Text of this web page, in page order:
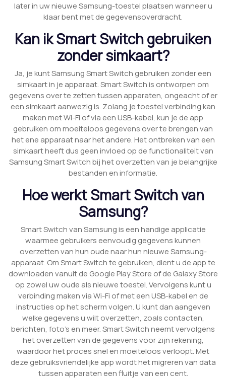
later in uw nieuwe Samsung-toestel plaatsen wanneer u
klaar bent met de gegevensoverdracht.
Kan ik Smart Switch gebruiken
zonder simkaart?
Ja, je kunt Samsung Smart Switch gebruiken zonder een
simkaart in je apparaat. Smart Switch is ontworpen om
gegevens over te zetten tussen apparaten, ongeacht of er
een simkaart aanwezig is. Zolang je toestel verbinding kan
maken met Wi-Fi of via een USB-kabel, kun je de app
gebruiken om moeiteloos gegevens over te brengen van
het ene apparaat naar het andere. Het ontbreken van een
simkaart heeft dus geen invloed op de functionaliteit van
Samsung Smart Switch bij het overzetten van je belangrijke
bestanden en informatie.
Hoe werkt Smart Switch van
Samsung?
Smart Switch van Samsung is een handige applicatie
waarmee gebruikers eenvoudig gegevens kunnen
overzetten van hun oude naar hun nieuwe Samsung-
apparaat. Om Smart Switch te gebruiken, dient u de app te
downloaden vanuit de Google Play Store of de Galaxy Store
op zowel uw oude als nieuwe toestel. Vervolgens kunt u
verbinding maken via Wi-Fi of met een USB-kabel en de
instructies op het scherm volgen. U kunt dan aangeven
welke gegevens u wilt overzetten, zoals contacten,
berichten, foto’s en meer. Smart Switch neemt vervolgens
het overzetten van de gegevens voor zijn rekening,
waardoor het proces snel en moeiteloos verloopt. Met
deze gebruiksvriendelijke app wordt het migreren van data
tussen apparaten een fluitje van een cent.